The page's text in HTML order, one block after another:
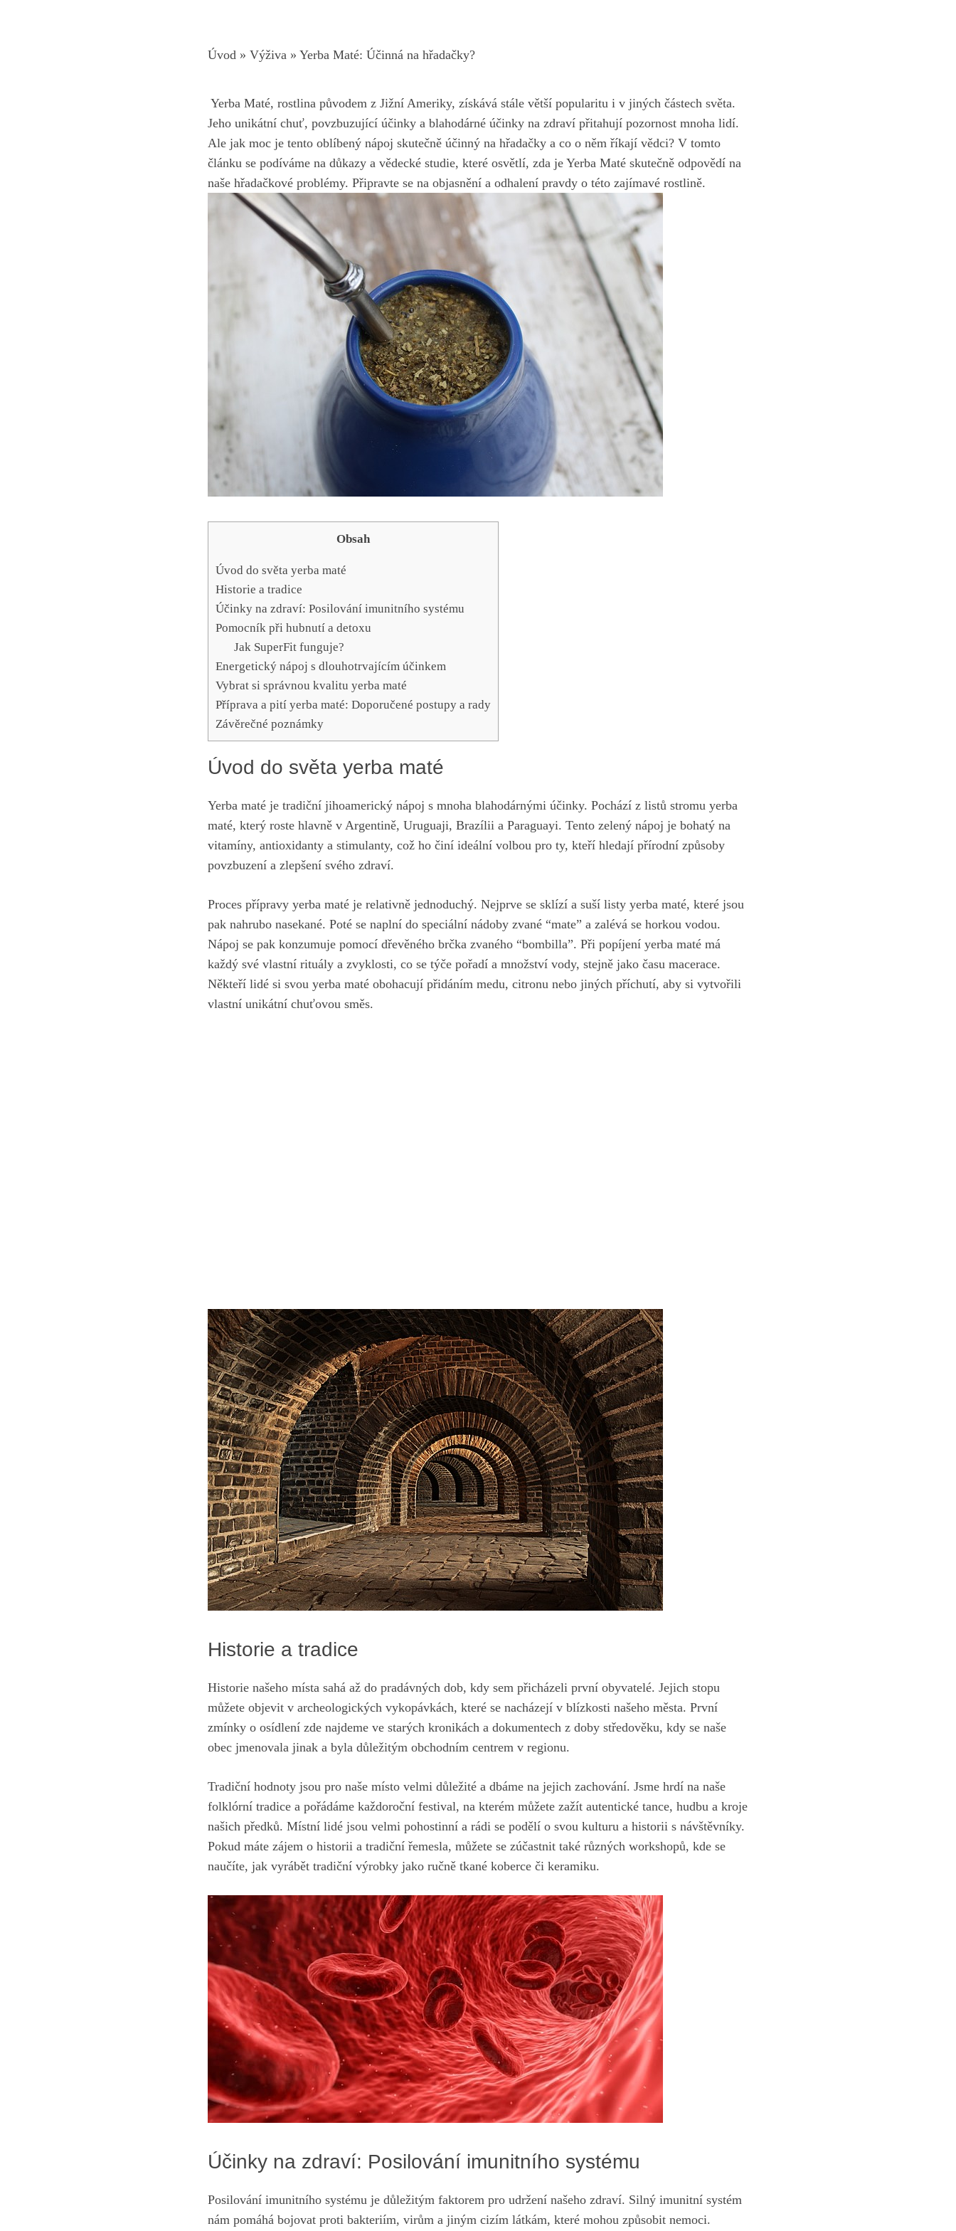
Úvod » Výživa » Yerba Maté: Účinná na hřadačky?
⁢ Yerba Maté, rostlina původem z Jižní⁢ Ameriky, získává​ stále ⁤větší ⁢popularitu⁢ i v jiných částech světa.
Jeho ​unikátní‌ chuť, povzbuzující účinky ⁣a ⁤blahodárné účinky ⁣na zdraví přitahují pozornost mnoha‍ lidí.
‍Ale jak ⁤moc⁣ je‍ tento oblíbený ‌nápoj ‌skutečně účinný na hřadačky⁤ a‍ co o⁢ něm říkají ⁤vědci? V tomto
článku se ‌podíváme⁢ na ⁤důkazy a ⁤vědecké studie, které osvětlí, zda je Yerba Maté​ skutečně odpovědí na
naše hřadačkové problémy. ⁤Připravte se ⁣na objasnění a odhalení pravdy o této zajímavé⁣ rostlině.
Obsah
Úvod do světa yerba maté
Historie ​a tradice
Účinky na ‌zdraví: Posilování imunitního‌ systému
Pomocník při hubnutí a detoxu
Jak SuperFit funguje?
Energetický ​nápoj s dlouhotrvajícím účinkem
Vybrat si správnou kvalitu⁤ yerba‍ maté
Příprava a pití yerba maté: Doporučené postupy a ‍rady
Závěrečné poznámky
Úvod do světa yerba maté
Yerba maté⁣ je tradiční jihoamerický ​nápoj s mnoha blahodárnými účinky. ‌Pochází ‌z listů ​stromu yerba
maté, který‌ roste hlavně v Argentině, Uruguaji, Brazílii ⁤a⁣ Paraguayi. ⁤Tento⁣ zelený⁣ nápoj je bohatý na​
vitamíny, antioxidanty a stimulanty, což ho⁤ činí ideální volbou ‌pro ty, ⁤kteří hledají přírodní ‌způsoby
povzbuzení a⁢ zlepšení svého zdraví.
Proces přípravy yerba maté je relativně ⁢jednoduchý. ‌Nejprve⁢ se sklízí a suší listy yerba⁣ maté, které jsou
pak nahrubo nasekané. Poté se‍ naplní do ⁣speciální nádoby zvané​ “mate” ‌a zalévá se horkou ⁢vodou.
Nápoj se pak ‍konzumuje pomocí⁢ dřevěného brčka zvaného “bombilla”. Při popíjení yerba maté ⁣má
každý své vlastní rituály ⁢a zvyklosti, co se týče⁤ pořadí a množství vody, stejně‍ jako času macerace. ​
Někteří⁤ lidé si svou yerba ​maté obohacují přidáním ‍medu, citronu nebo jiných ‍příchutí,⁢ aby si vytvořili
‍vlastní unikátní chuťovou směs.
Historie ​a tradice
Historie⁣ našeho místa ‍sahá až do pradávných⁣ dob, kdy sem přicházeli první obyvatelé. Jejich stopu
‍můžete objevit ​v archeologických ⁢vykopávkách,‍ které se nacházejí v blízkosti našeho města. První​
zmínky o ⁤osídlení zde najdeme ve starých kronikách a dokumentech z doby středověku, kdy​ se‍ naše
obec jmenovala jinak a ⁤byla důležitým obchodním centrem v‍ regionu.
Tradiční hodnoty⁤ jsou pro naše místo velmi‌ důležité a ‍dbáme ‍na jejich zachování. Jsme hrdí na naše
folklórní tradice a ‌pořádáme každoroční⁣ festival, na ‍kterém můžete zažít autentické tance, hudbu ⁤a ‍kroje
našich‌ předků. Místní lidé ⁣jsou velmi ⁤pohostinní a rádi se‌ podělí o ⁣svou kulturu a ‌historii s⁣ návštěvníky.
Pokud máte zájem o⁢ historii a ⁢tradiční řemesla, můžete se zúčastnit také různých ⁤workshopů, kde ​se‍
naučíte, jak vyrábět tradiční výrobky jako ručně‍ tkané koberce či keramiku. ⁤
Účinky na ‌zdraví: Posilování imunitního‌ systému
Posilování imunitního ​systému ⁣je ⁤důležitým faktorem pro⁢ udržení našeho ⁢zdraví. Silný imunitní ‍systém
nám pomáhá bojovat proti bakteriím, ⁢virům a jiným cizím látkám, které ‍mohou způsobit nemoci.